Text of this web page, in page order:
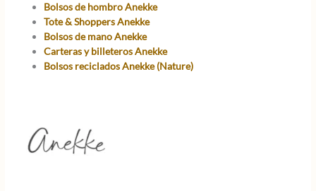
Bolsos de hombro Anekke
Tote & Shoppers Anekke
Bolsos de mano Anekke
Carteras y billeteros Anekke
Bolsos reciclados Anekke (Nature)